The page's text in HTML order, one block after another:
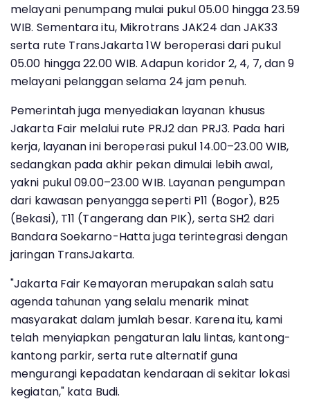
melayani penumpang mulai pukul 05.00 hingga 23.59
WIB. Sementara itu, Mikrotrans JAK24 dan JAK33
serta rute TransJakarta 1W beroperasi dari pukul
05.00 hingga 22.00 WIB. Adapun koridor 2, 4, 7, dan 9
melayani pelanggan selama 24 jam penuh.
Pemerintah juga menyediakan layanan khusus
Jakarta Fair melalui rute PRJ2 dan PRJ3. Pada hari
kerja, layanan ini beroperasi pukul 14.00–23.00 WIB,
sedangkan pada akhir pekan dimulai lebih awal,
yakni pukul 09.00–23.00 WIB. Layanan pengumpan
dari kawasan penyangga seperti P11 (Bogor), B25
(Bekasi), T11 (Tangerang dan PIK), serta SH2 dari
Bandara Soekarno-Hatta juga terintegrasi dengan
jaringan TransJakarta.
"Jakarta Fair Kemayoran merupakan salah satu
agenda tahunan yang selalu menarik minat
masyarakat dalam jumlah besar. Karena itu, kami
telah menyiapkan pengaturan lalu lintas, kantong-
kantong parkir, serta rute alternatif guna
mengurangi kepadatan kendaraan di sekitar lokasi
kegiatan," kata Budi.